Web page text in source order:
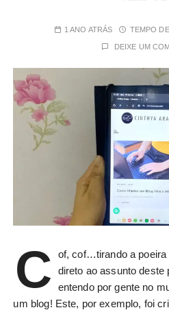
1 ANO ATRÁS TEMPO
DEIXE UM
C
of, cof…tirando a
direto ao assunto deste
entendo por gente no
um blog! Este, por exemplo, foi